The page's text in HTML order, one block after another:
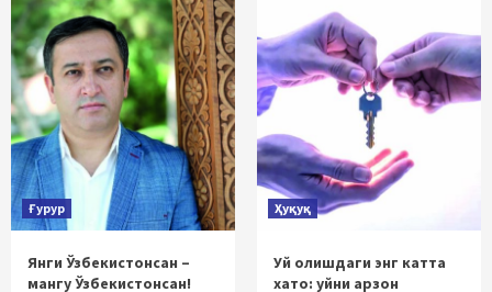
Ғурур
Янги Ўзбекистонсан –
мангу Ўзбекистонсан!
Ҳуқуқ
Уй олишдаги энг катта
хато: уйни арзон